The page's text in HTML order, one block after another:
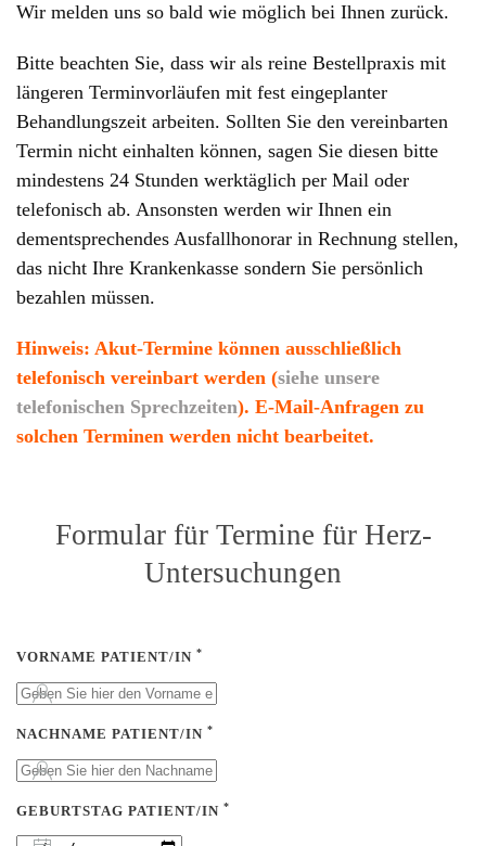
Wir melden uns so bald wie möglich bei Ihnen zurück.
Bitte beachten Sie, dass wir als reine Bestellpraxis mit
längeren Terminvorläufen mit fest eingeplanter
Behandlungszeit arbeiten. Sollten Sie den vereinbarten
Termin nicht einhalten können, sagen Sie diesen bitte
mindestens 24 Stunden werktäglich per Mail oder
telefonisch ab. Ansonsten werden wir Ihnen ein
dementsprechendes Ausfallhonorar in Rechnung stellen,
das nicht Ihre Krankenkasse sondern Sie persönlich
bezahlen müssen.
Hinweis: Akut-Termine können ausschließlich
telefonisch vereinbart werden (siehe unsere
telefonischen Sprechzeiten). E-Mail-Anfragen zu
solchen Terminen werden nicht bearbeitet.
Formular für Termine für Herz-
Untersuchungen
VORNAME PATIENT/IN *
NACHNAME PATIENT/IN *
GEBURTSTAG PATIENT/IN *